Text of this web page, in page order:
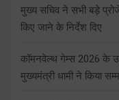
मुख्य सचिव ने सभी बड़े
किए जाने के निर्देश दिए
कॉमनवेल्थ गेम्स 2026 के
मुख्यमंत्री धामी ने किया